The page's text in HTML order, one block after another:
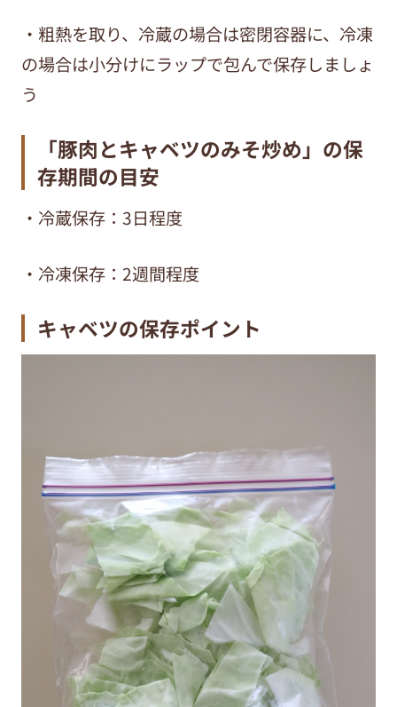
・粗熱を取り、冷蔵の場合は密閉容器に、冷凍
の場合は小分けにラップで包んで保存しましょ
う
「豚肉とキャベツのみそ炒め」の保
存期間の目安
・冷蔵保存：3日程度
・冷凍保存：2週間程度
キャベツの保存ポイント